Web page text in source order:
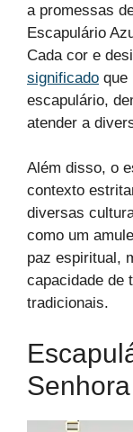
a promessas
Escapulário
Cada cor e
significado que
escapulário,
atender a
Além disso, o
contexto
diversas
como um
paz espiritual,
capacidade de
tradicionais.